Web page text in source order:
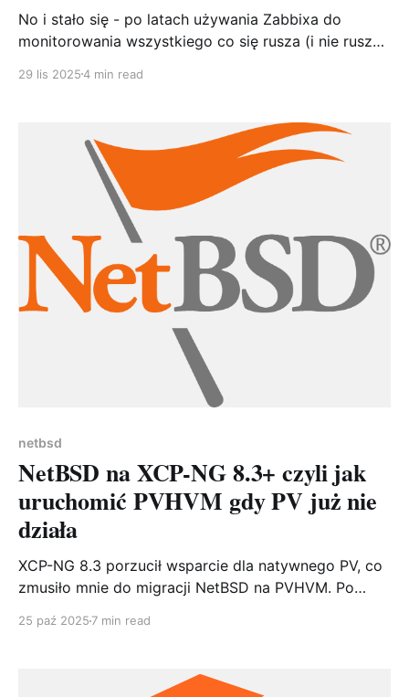
No i stało się - po latach używania Zabbixa do
monitorowania wszystkiego co się rusza (i nie rusza),
maszyn NetBSD na tip top. I tu pojawił się problem:
dla Linuxa, FreeBSD, OpenBSD, AIX, HP-UX, Solaris...
29 lis 20254 min read
netbsd
NetBSD na XCP-NG 8.3+ czyli jak
uruchomić PVHVM gdy PV już nie
działa
XCP-NG 8.3 porzucił wsparcie dla natywnego PV, co
zmusiło mnie do migracji NetBSD na PVHVM. Po
napędem CD, udało się uruchomić NetBSD 10.1 w
przewodnik po migracji z PV na PVHVM.
25 paź 2025 7 min read